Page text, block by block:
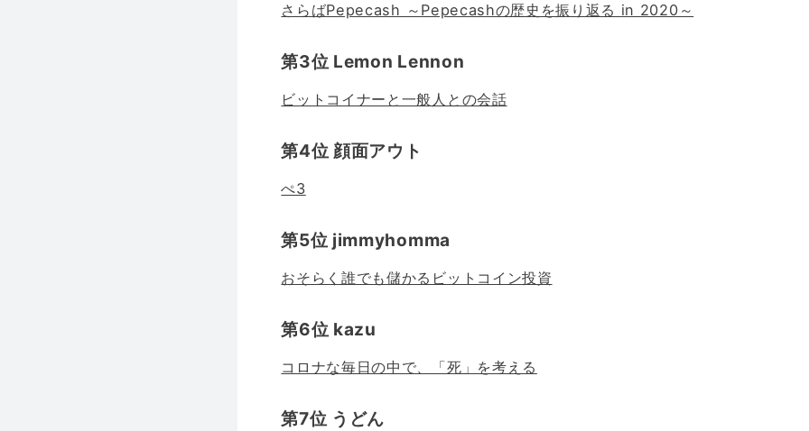
さらばPepecash ～Pepecashの歴史を振り返る in 2020～
第3位 Lemon Lennon
ビットコイナーと一般人との会話
第4位 顔面アウト
ぺ3
第5位 jimmyhomma
おそらく誰でも儲かるビットコイン投資
第6位 kazu
コロナな毎日の中で、「死」を考える
第7位 うどん